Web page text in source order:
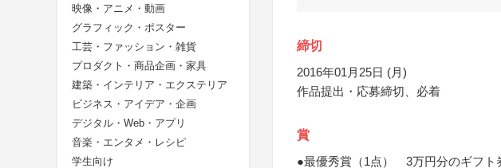
映像・アニメ・動画
グラフィック・ポスター
工芸・ファッション・雑貨
プロダクト・商品企画・家具
建築・インテリア・エクステリア
ビジネス・アイデア・企画
デジタル・Web・アプリ
音楽・エンタメ・レシピ
学生向け
締切
2016年01月25日 (月)
作品提出・応募締切、必着
賞
●最優秀賞（1点） 3万円分のギフト